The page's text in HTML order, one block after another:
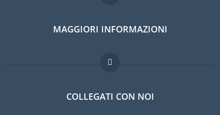
Guida per expat
Lavori all'estero
MAGGIORI INFORMAZIONI
Domande frequenti
COLLEGATI CON NOI